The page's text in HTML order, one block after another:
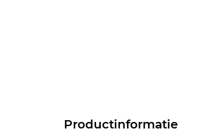
Productinformatie